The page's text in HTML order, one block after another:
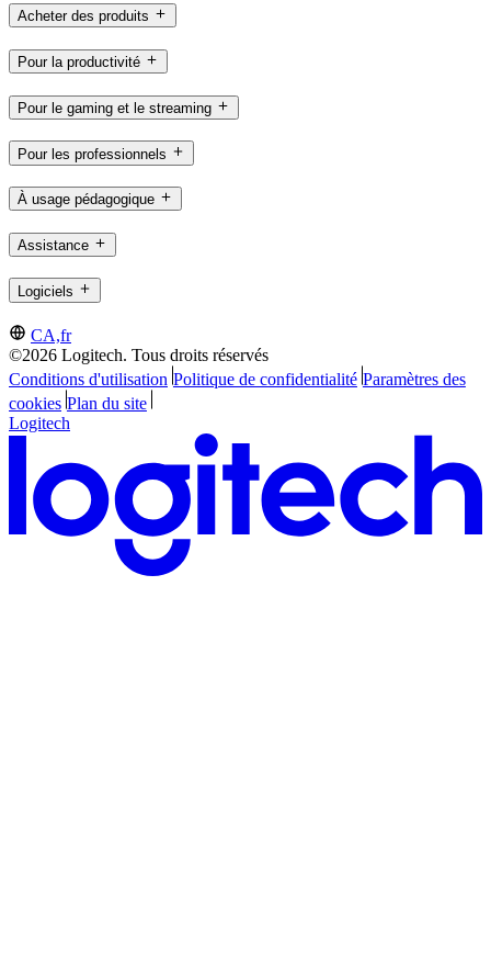
Acheter des produits
Pour la productivité
Pour le gaming et le streaming
Pour les professionnels
À usage pédagogique
Assistance
Logiciels
CA,fr
©2026 Logitech. Tous droits réservés
Conditions d'utilisation Politique de confidentialité Paramètres des
cookies Plan du site
Logitech